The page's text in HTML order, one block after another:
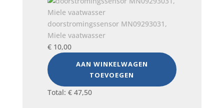
doorstromingssensor MN09293031,
Miele vaatwasser
€10,00
AAN WINKELWAGEN
TOEVOEGEN
Total: €47,50